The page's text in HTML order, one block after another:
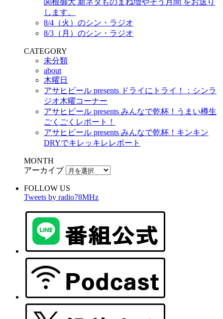
関根御大 新ネタものまね増やそう月間 をお送り
します。
8/4（火）のシン・ラジオ
8/3（月）のシン・ラジオ
CATEGORY
未分類
about
木曜日
アサヒビール presents ドライにトライ！：シンラ
ジオ木曜コーナー
アサヒビール presents みんなで乾杯！うまい樽生
ごくごくレポート！
アサヒビール presents みんなで乾杯！キンキン
DRYでキレッキレレポート
MONTH
アーカイブ
FOLLOW US
Tweets by radio78MHz